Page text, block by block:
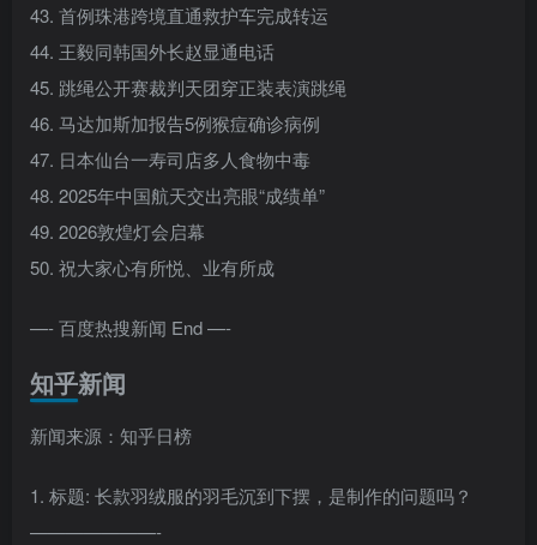
43. 首例珠港跨境直通救护车完成转运
44. 王毅同韩国外长赵显通电话
45. 跳绳公开赛裁判天团穿正装表演跳绳
46. 马达加斯加报告5例猴痘确诊病例
47. 日本仙台一寿司店多人食物中毒
48. 2025年中国航天交出亮眼“成绩单”
49. 2026敦煌灯会启幕
50. 祝大家心有所悦、业有所成
—- 百度热搜新闻 End —-
知乎新闻
新闻来源：知乎日榜
1. 标题: 长款羽绒服的羽毛沉到下摆，是制作的问题吗？
———————-